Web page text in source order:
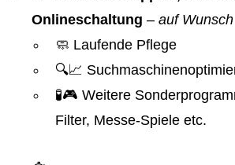
Onlineschaltung – auf Wunsch
🧼 Laufende Pflege
🔍📈
🧪🎮 Weitere
Filter, Messe-Spiele etc.